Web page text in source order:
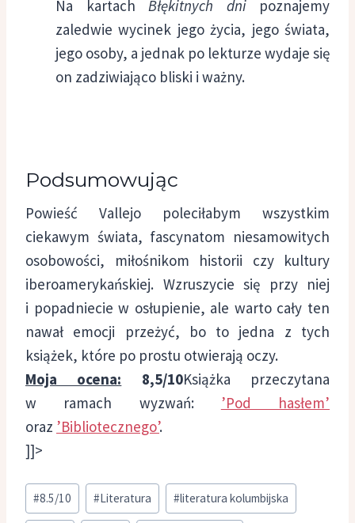
Na kartach Błękitnych dnipoznajemy
zaledwie wycinek jego życia, jego świata,
jego osoby, a jednak po lekturze wydaje się
on zadziwiająco bliski i ważny.
Podsumowując
Powieść Vallejo poleciłabym wszystkim
ciekawym świata, fascynatom niesamowitych
osobowości, miłośnikom historii czy kultury
iberoamerykańskiej. Wzruszycie się przy niej
i popadniecie w osłupienie, ale warto cały ten
nawał emocji przeżyć, bo to jedna z tych
książek, które po prostu otwierają oczy.
Moja ocena: 8,5/10Książka przeczytana
w ramach wyzwań: ’Pod hasłem’
oraz ’Bibliotecznego’.
]]>
Tagi
wpisu:
#8.5/10 #Literatura #literatura kolumbijska